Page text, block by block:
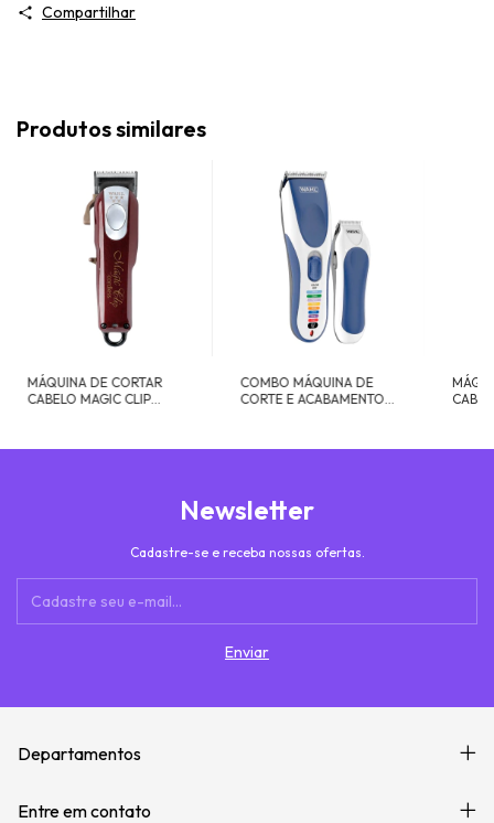
Compartilhar
Produtos similares
MÁQUINA DE CORTAR
CABELO MAGIC CLIP
COMBO MÁQUINA DE
CORTE E ACABAMENTO
Newsletter
Cadastre-se e receba nossas ofertas.
Departamentos
Entre em contato